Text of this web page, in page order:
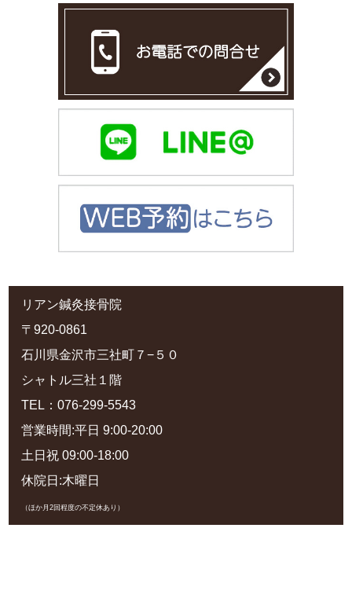
リアン鍼灸接骨院
〒920-0861
石川県金沢市三社町７−５０
シャトル三社１階
TEL：076-299-5543
営業時間:平日 9:00-20:00
土日祝 09:00-18:00
休院日:木曜日
（ほか月2回程度の不定休あり）